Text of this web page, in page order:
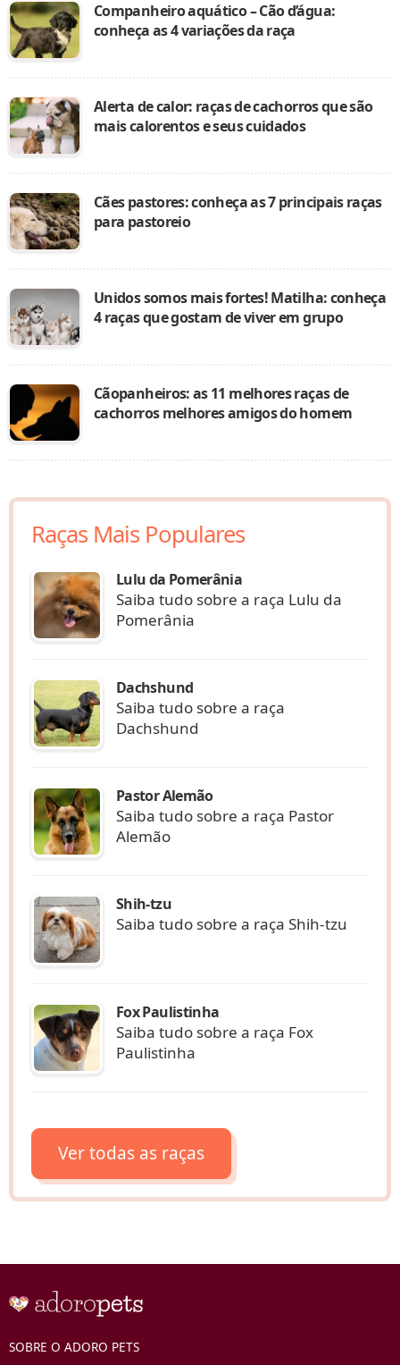
Companheiro aquático – Cão d’água:
conheça as 4 variações da raça
Alerta de calor: raças de cachorros que são
mais calorentos e seus cuidados
Cães pastores: conheça as 7 principais raças
para pastoreio
Unidos somos mais fortes! Matilha: conheça
4 raças que gostam de viver em grupo
Cãopanheiros: as 11 melhores raças de
cachorros melhores amigos do homem
Raças Mais Populares
Lulu da Pomerânia
Saiba tudo sobre a raça Lulu da
Pomerânia
Dachshund
Saiba tudo sobre a raça
Dachshund
Pastor Alemão
Saiba tudo sobre a raça Pastor
Alemão
Shih-tzu
Saiba tudo sobre a raça Shih-tzu
Fox Paulistinha
Saiba tudo sobre a raça Fox
Paulistinha
Ver todas as raças
SOBRE O ADORO PETS